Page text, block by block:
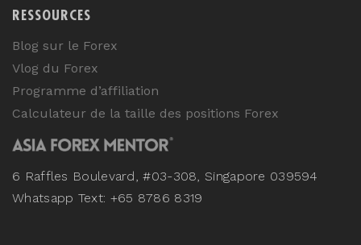
RESSOURCES
Blog sur le Forex
Vlog du Forex
Programme d’affiliation
Calculateur de la taille des positions Forex
6 Raffles Boulevard, #03-308, Singapore 039594
Whatsapp Text: +65 8786 8319